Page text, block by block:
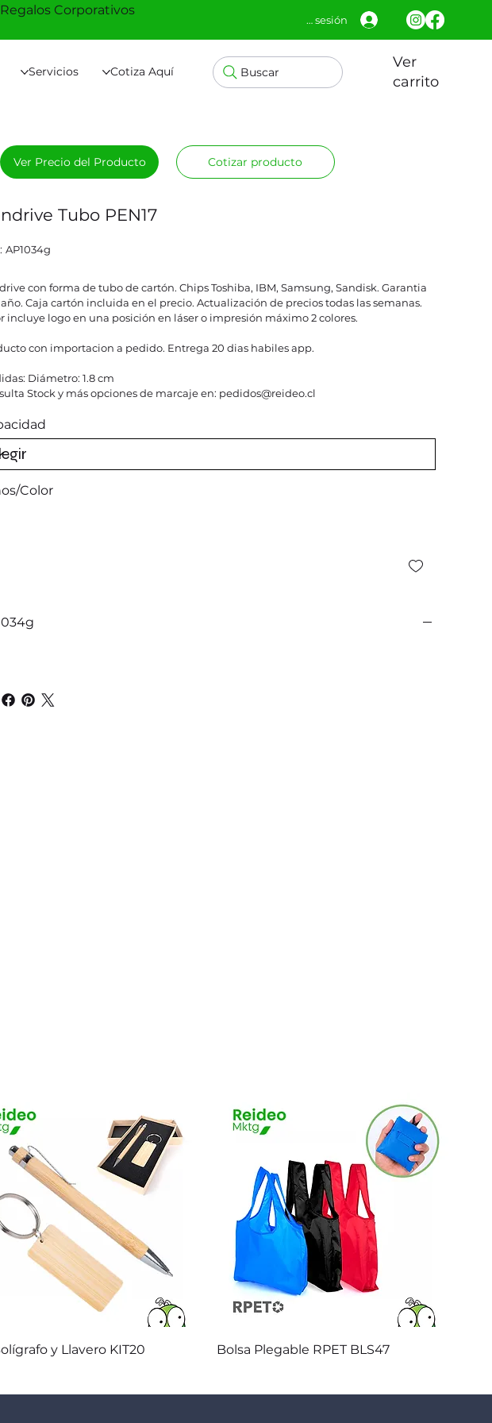
Servicios Cotiza Aquí Buscar
Ver
carrito
Corporativos
Iniciar sesión
Tubo PEN17
SKU
AP1034g
AP1034g
con forma de tubo de cartón. Chips Toshiba, IBM, Samsung, Sandisk. Garantia
año. Caja cartón incluida en el precio. Actualización de precios todas las semanas.
incluye logo en una posición en láser o impresión máximo 2 colores.
con importacion a pedido. Entrega 20 dias habiles app.
Diámetro: 1.8 cm
Stock y más opciones de marcaje en: pedidos@reideo.cl
Color
Ver Precio del Producto Cotizar producto
Vista rápida
y Llavero KIT20 Vista rápida
Bolsa Plegable RPET BLS47